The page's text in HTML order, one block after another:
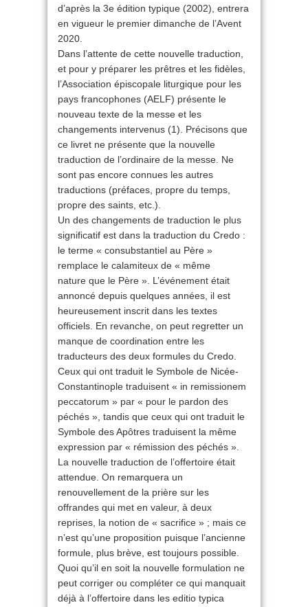
d’après la 3e édition typique (2002), entrera
en vigueur le premier dimanche de l’Avent
2020.
Dans l’attente de cette nouvelle traduction,
et pour y préparer les prêtres et les fidèles,
l’Association épiscopale liturgique pour les
pays francophones (AELF) présente le
nouveau texte de la messe et les
changements intervenus (1). Précisons que
ce livret ne présente que la nouvelle
traduction de l’ordinaire de la messe. Ne
sont pas encore connues les autres
traductions (préfaces, propre du temps,
propre des saints, etc.).
Un des changements de traduction le plus
significatif est dans la traduction du Credo :
le terme « consubstantiel au Père »
remplace le calamiteux de « même
nature que le Père ». L’événement était
annoncé depuis quelques années, il est
heureusement inscrit dans les textes
officiels. En revanche, on peut regretter un
manque de coordination entre les
traducteurs des deux formules du Credo.
Ceux qui ont traduit le Symbole de Nicée-
Constantinople traduisent « in remissionem
peccatorum » par « pour le pardon des
péchés », tandis que ceux qui ont traduit le
Symbole des Apôtres traduisent la même
expression par « rémission des péchés ».
La nouvelle traduction de l’offertoire était
attendue. On remarquera un
renouvellement de la prière sur les
offrandes qui met en valeur, à deux
reprises, la notion de « sacrifice » ; mais ce
n’est qu’une proposition puisque l’ancienne
formule, plus brève, est toujours possible.
Quoi qu’il en soit la nouvelle formulation ne
peut corriger ou compléter ce qui manquait
déjà à l’offertoire dans les editio typica